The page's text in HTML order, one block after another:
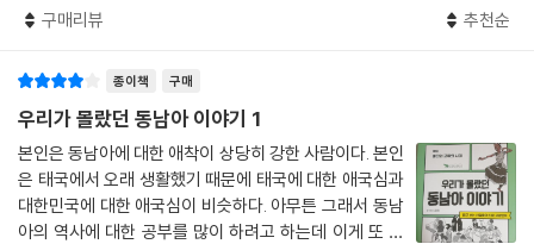
각 권에 실린 동남아시아 지도와 연표가 독해를 돕는다. 또한, 복잡다단한
이야기들이 씨줄과 날줄로 이루어져 있기에 본문에서 다뤄지는 사건과 인
물이 연결된 또 다른 부분이 있다면 그 페이지를 색인처럼 안내하여 독자
의 이해를 돕고 있다. 전작 『라 벨르 에뽀끄』 애독자들의 요청에 따른 배려
이다.
구매리뷰 추천순
종이책 구매
우리가 몰랐던 동남아 이야기 1
본인은 동남아에 대한 애착이 상당히 강한 사람이다. 본인
은 태국에서 오래 생활했기 때문에 태국에 대한 애국심과
대한민국에 대한 애국심이 비슷하다. 아무튼 그래서 동남
아의 역사에 대한 공부를 많이 하려고 하는데 이게 또 쉽